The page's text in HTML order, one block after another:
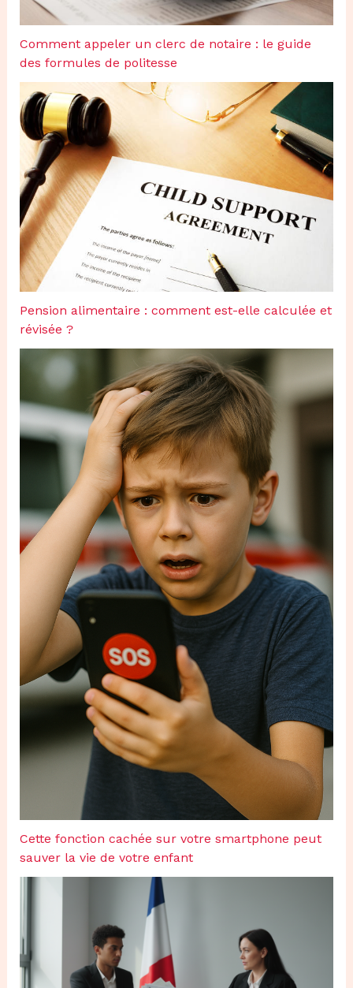
Comment appeler un clerc de notaire : le guide
des formules de politesse
Pension alimentaire : comment est-elle calculée et
révisée ?
Cette fonction cachée sur votre smartphone peut
sauver la vie de votre enfant